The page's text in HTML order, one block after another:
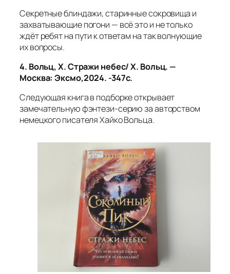
Секретные блиндажи, старинные сокровища и
захватывающие погони — всё это и не только
ждёт ребят на пути к ответам на так волнующие
их вопросы.
4. Вольц, Х. Стражи небес/ Х. Вольц. —
Москва: Эксмо,2024. -347с.
Следующая книга в подборке открывает
замечательную фэнтези‑серию за авторством
немецкого писателя Хайко Вольца.